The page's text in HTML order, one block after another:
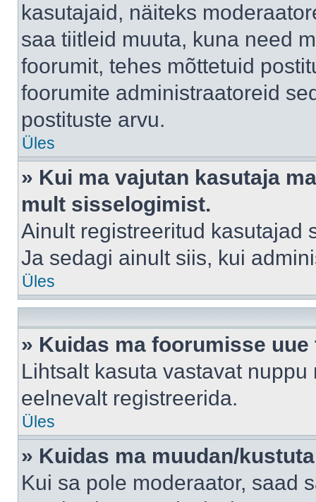
kasutajaid, näiteks
saa tiitleid muuta, kuna need
foorumit, tehes mõttetuid
foorumite administraatoreid
postituste arvu.
Üles
» Kui ma vajutan kasutaja
mult sisselogimist.
Ainult registreeritud kasutajad
Ja sedagi ainult siis, kui
Üles
» Kuidas ma foorumisse uue
Lihtsalt kasuta vastavat
eelnevalt registreerida.
Üles
» Kuidas ma muudan/
Kui sa pole moderaator, saad